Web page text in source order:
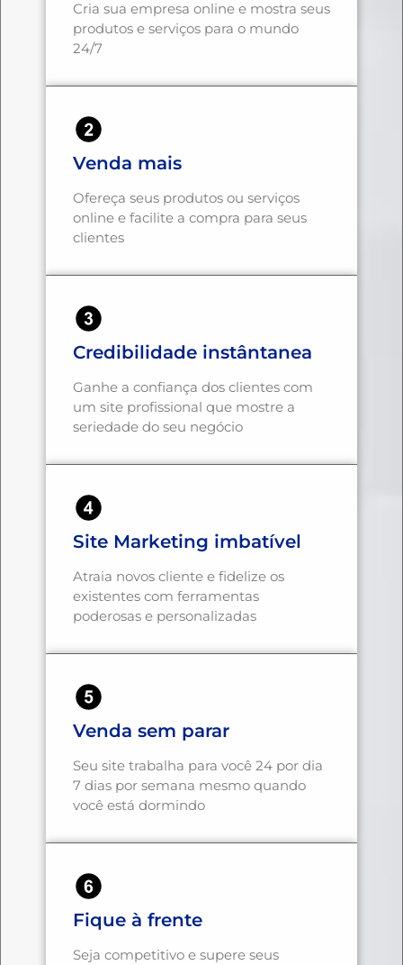
Cria sua empresa online e mostra seus
produtos e serviços para o mundo
24/7
Venda mais
Ofereça seus produtos ou serviços
online e facilite a compra para seus
clientes
Credibilidade instântanea
Ganhe a confiança dos clientes com
um site profissional que mostre a
seriedade do seu negócio
Site Marketing imbatível
Atraia novos cliente e fidelize os
existentes com ferramentas
poderosas e personalizadas
Venda sem parar
Seu site trabalha para você 24 por dia
7 dias por semana mesmo quando
você está dormindo
Fique à frente
Seja competitivo e supere seus